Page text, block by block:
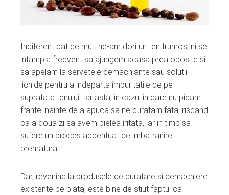
Indiferent cat de mult ne-am dori un ten frumos, ni se
intampla frecvent sa ajungem acasa prea obosite si
sa apelam la servetele demachiante sau solutii
lichide pentru a indeparta impuritatile de pe
suprafata tenului. Iar asta, in cazul in care nu picam
frante inainte de a apuca sa ne curatam fata, riscand
ca a doua zi sa avem pielea iritata, iar in timp sa
sufere un proces accentuat de imbatranire
prematura.
Dar, revenind la produsele de curatare si demachiere
existente pe piata, este bine de stiut faptul ca